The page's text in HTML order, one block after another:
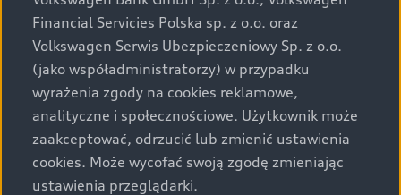
Financial Servicies Polska sp. z o.o. oraz
Volkswagen Serwis Ubezpieczeniowy Sp. z o.o.
(jako współadministratorzy) w przypadku
wyrażenia zgody na cookies reklamowe,
analityczne i społecznościowe. Użytkownik może
zaakceptować, odrzucić lub zmienić ustawienia
cookies. Może wycofać swoją zgodę zmieniając
ustawienia przeglądarki.
za dopłatą. Wiążące ustalenie ceny, wyposażenia i
specyfikacji pojazdu następują w umowie sprzedaży, a
określenie parametrów technicznych zawiera
świadectwo homologacji typu pojazdu. Zastrzegamy
sobie prawo do zmian i pomyłek. Wszelkie informacje
prezentowane na stronie są aktualne na dzień ich
zamieszczania. W celu uzyskania najnowszych
informacji prosimy kontaktować się z Partnerem Marki
Audi.